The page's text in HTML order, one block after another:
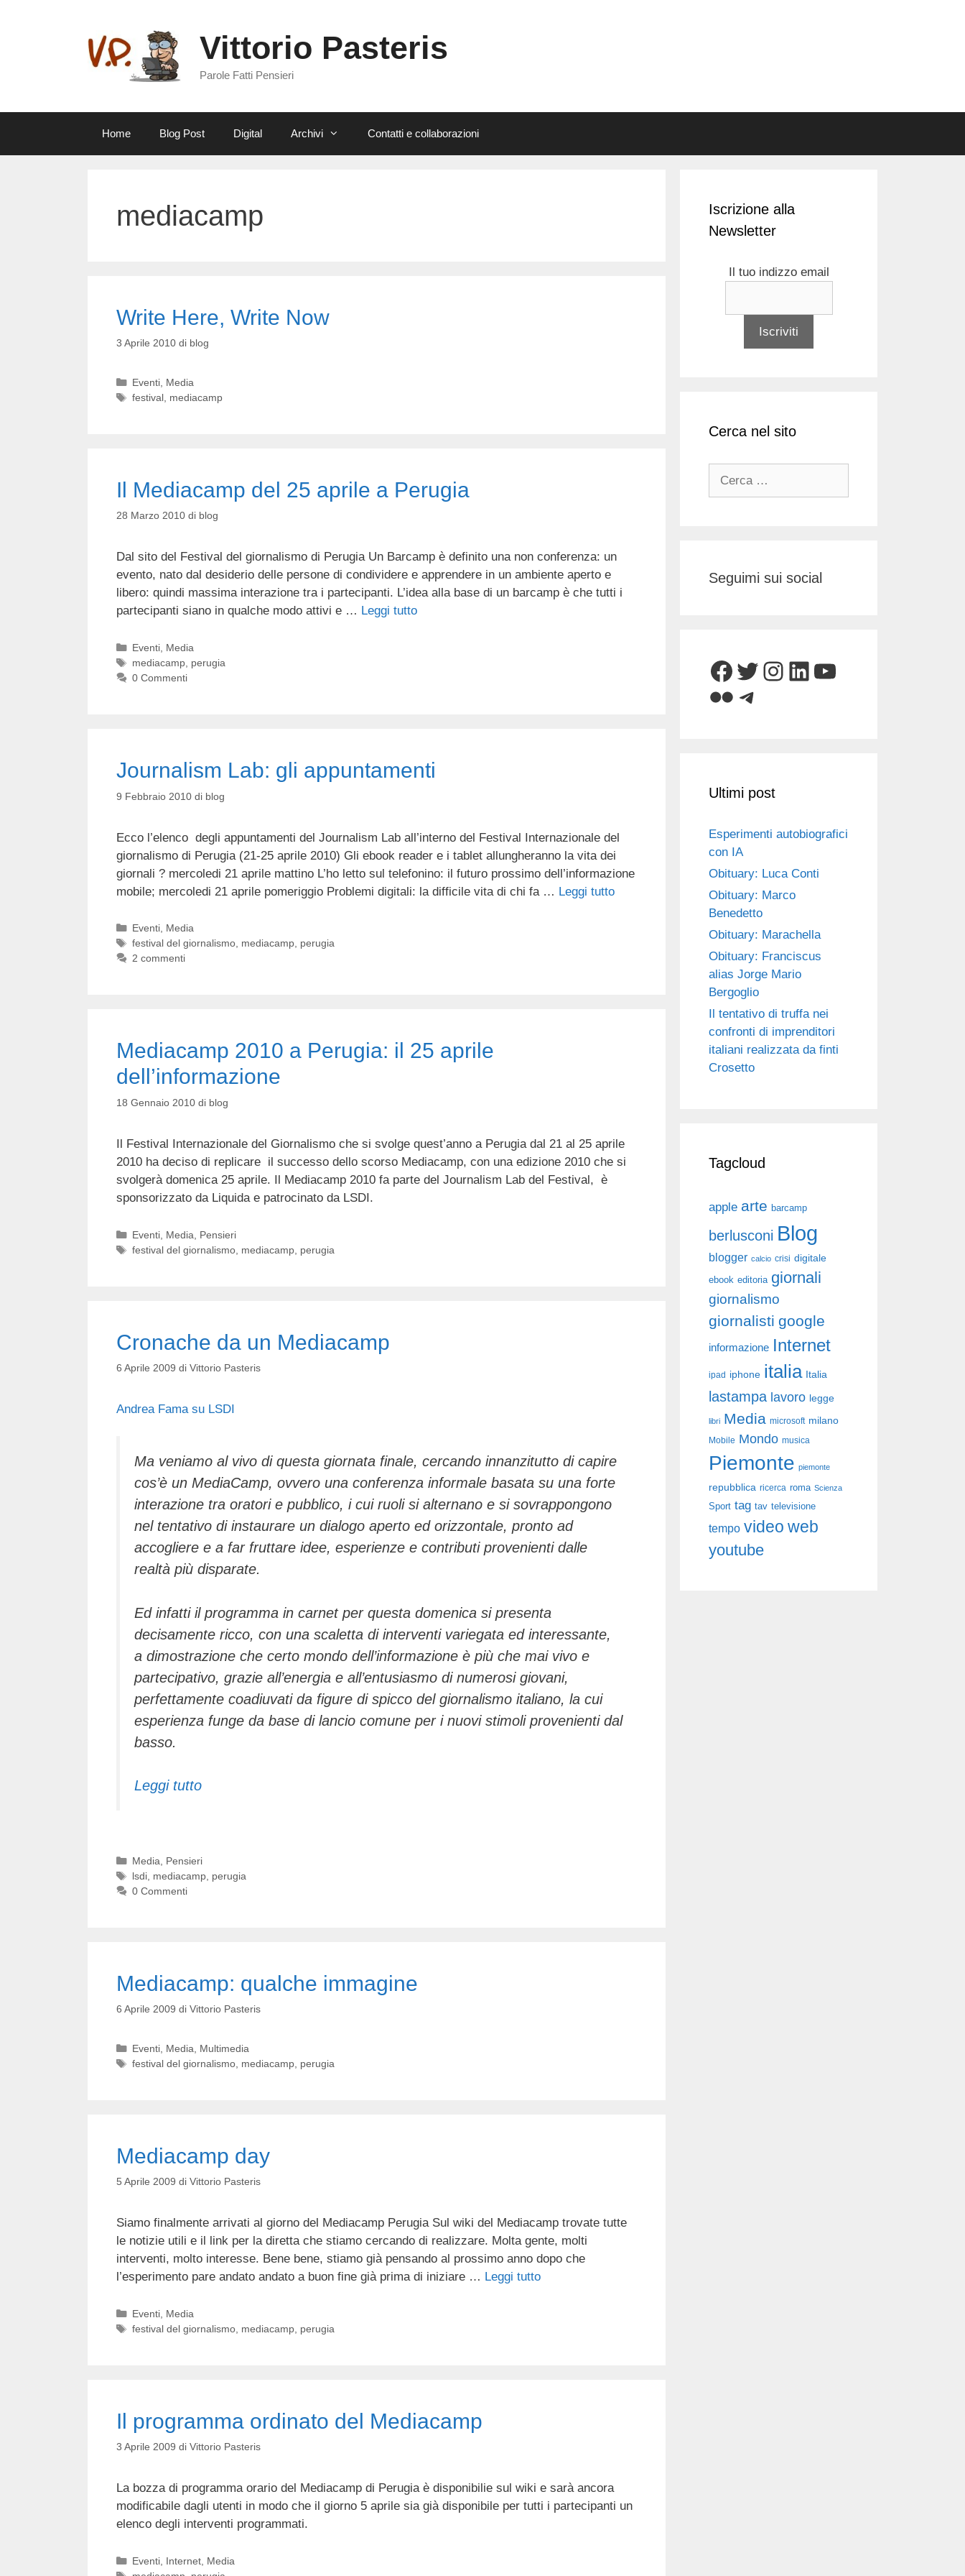
Vittorio Pasteris
Parole Fatti Pensieri
Home Blog Post Digital Archivi Contatti e collaborazioni
mediacamp
Write Here, Write Now
3 Aprile 2010 di blog
Categorie
Eventi, Media
Tag
festival, mediacamp
Il Mediacamp del 25 aprile a Perugia
28 Marzo 2010 di blog
Dal sito del Festival del giornalismo di Perugia Un Barcamp è definito una non conferenza: un
evento, nato dal desiderio delle persone di condividere e apprendere in un ambiente aperto e
libero: quindi massima interazione tra i partecipanti. L’idea alla base di un barcamp è che tutti i
partecipanti siano in qualche modo attivi e … Leggi tutto
Categorie
Eventi, Media
Tag
mediacamp, perugia
0 Commenti
Journalism Lab: gli appuntamenti
9 Febbraio 2010 di blog
Ecco l’elenco degli appuntamenti del Journalism Lab all’interno del Festival Internazionale del
giornalismo di Perugia (21-25 aprile 2010) Gli ebook reader e i tablet allungheranno la vita dei
giornali ? mercoledi 21 aprile mattino L’ho letto sul telefonino: il futuro prossimo dell’informazione
mobile; mercoledi 21 aprile pomeriggio Problemi digitali: la difficile vita di chi fa … Leggi tutto
Categorie
Eventi, Media
Tag
festival del giornalismo, mediacamp, perugia
2 commenti
Mediacamp 2010 a Perugia: il 25 aprile
dell’informazione
18 Gennaio 2010 di blog
Il Festival Internazionale del Giornalismo che si svolge quest’anno a Perugia dal 21 al 25 aprile
2010 ha deciso di replicare il successo dello scorso Mediacamp, con una edizione 2010 che si
svolgerà domenica 25 aprile. Il Mediacamp 2010 fa parte del Journalism Lab del Festival, è
sponsorizzato da Liquida e patrocinato da LSDI.
Categorie
Eventi, Media
Pensieri
Tag
festival del giornalismo, mediacamp, perugia
Cronache da un Mediacamp
6 Aprile 2009 di Vittorio Pasteris
Andrea Fama su LSDI
Ma veniamo al vivo di questa giornata finale, cercando innanzitutto di capire
cos’è un MediaCamp, ovvero una conferenza informale basata su una forte
interazione tra oratori e pubblico, i cui ruoli si alternano e si sovrappongono
nel tentativo di instaurare un dialogo aperto ed orizzontale, pronto ad
accogliere e a far fruttare idee, esperienze e contributi provenienti dalle
realtà più disparate.
Ed infatti il programma in carnet per questa domenica si presenta
decisamente ricco, con una scaletta di interventi variegata ed interessante,
a dimostrazione che certo mondo dell’informazione è più che mai vivo e
partecipativo, grazie all’energia e all’entusiasmo di numerosi giovani,
perfettamente coadiuvati da figure di spicco del giornalismo italiano, la cui
esperienza funge da base di lancio comune per i nuovi stimoli provenienti dal
basso.
Leggi tutto
Categorie
Media
Pensieri
Tag
lsdi, mediacamp, perugia
0 Commenti
Mediacamp: qualche immagine
6 Aprile 2009 di Vittorio Pasteris
Categorie
Eventi, Media
Multimedia
Tag
festival del giornalismo, mediacamp, perugia
Mediacamp day
5 Aprile 2009 di Vittorio Pasteris
Siamo finalmente arrivati al giorno del Mediacamp Perugia Sul wiki del Mediacamp trovate tutte
le notizie utili e il link per la diretta che stiamo cercando di realizzare. Molta gente, molti
interventi, molto interesse. Bene bene, stiamo già pensando al prossimo anno dopo che
l’esperimento pare andato andato a buon fine già prima di iniziare … Leggi tutto
Categorie
Eventi, Media
Tag
festival del giornalismo, mediacamp, perugia
Il programma ordinato del Mediacamp
3 Aprile 2009 di Vittorio Pasteris
La bozza di programma orario del Mediacamp di Perugia è disponibilie sul wiki e sarà ancora
modificabile dagli utenti in modo che il giorno 5 aprile sia già disponibile per tutti i partecipanti un
elenco degli interventi programmati.
Categorie
Eventi, Internet, Media
Iscrizione alla
Newsletter
Il tuo indizzo email
Cerca nel sito
Seguimi sui social
Facebook
Twitter
Instagram
LinkedIn
YouTube
FlickrTelegram
Ultimi post
Esperimenti autobiografici
con IA
Obituary: Luca Conti
Obituary: Marco
Benedetto
Obituary: Marachella
Obituary: Franciscus
alias Jorge Mario
Bergoglio
Il tentativo di truffa nei
confronti di imprenditori
italiani realizzata da finti
Crosetto
Tagcloud
apple arte barcamp
berlusconi Blog
blogger calcio crisi digitale
ebook editoria giornali
giornalismo
giornalisti google
informazione Internet
ipad iphone italia Italia
lastampa lavoro legge
libri Media microsoft milano
Mobile Mondo musica
Piemonte piemonte
repubblica ricerca roma Scienza
Sport tag tav televisione
tempo video web
youtube